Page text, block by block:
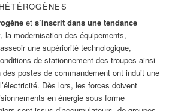
ets’inscrit dans une tendance
la modernisation des équipements,
une supériorité technologique,
de stationnement des troupes ainsi
postes de commandement ont induit une
Dès lors, les forces doivent
en énergie sous forme